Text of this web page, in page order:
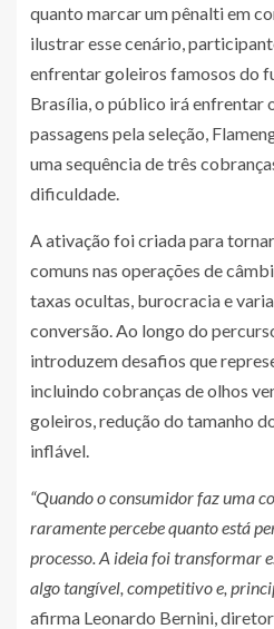
quanto marcar um pênalti em
ilustrar esse cenário,
enfrentar goleiros famosos do
Brasília, o público irá enfrentar
passagens pela seleção,
uma sequência de três
dificuldade.
A ativação foi criada para
comuns nas operações de
taxas ocultas, burocracia e
conversão. Ao longo do
introduzem desafios que
incluindo cobranças de olhos
goleiros, redução do tamanho
inflável.
“Quando o consumidor faz uma
raramente percebe quanto está
processo. A ideia foi transformar
algo tangível, competitivo e,
afirma Leonardo Bernini,